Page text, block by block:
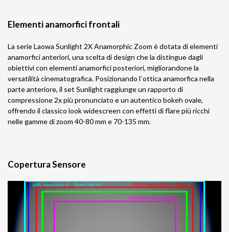
Elementi anamorfici frontali
La serie Laowa Sunlight 2X Anamorphic Zoom è dotata di elementi
anamorfici anteriori, una scelta di design che la distingue dagli
obiettivi con elementi anamorfici posteriori, migliorandone la
versatilità cinematografica. Posizionando l`ottica anamorfica nella
parte anteriore, il set Sunlight raggiunge un rapporto di
compressione 2x più pronunciato e un autentico bokeh ovale,
offrendo il classico look widescreen con effetti di flare più ricchi
nelle gamme di zoom 40-80 mm e 70-135 mm.
Copertura Sensore